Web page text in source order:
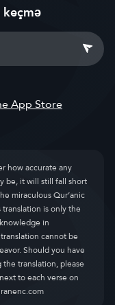
how accurate any
be, it will still fall short
miraculous Qur’anic
is only the
in
cannot be
Should you have
translation, please
to each verse on